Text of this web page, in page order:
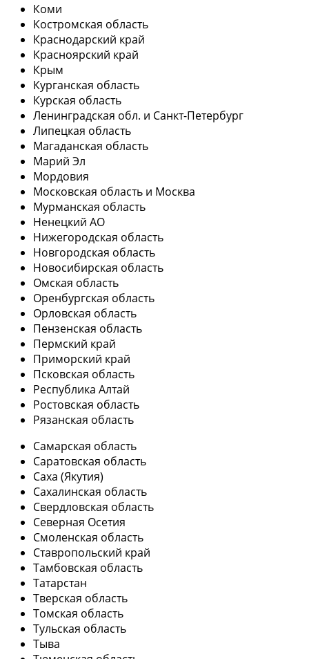
Коми
Костромская область
Краснодарский край
Красноярский край
Крым
Курганская область
Курская область
Ленинградская обл. и Санкт-Петербург
Липецкая область
Магаданская область
Марий Эл
Мордовия
Московская область и Москва
Мурманская область
Ненецкий АО
Нижегородская область
Новгородская область
Новосибирская область
Омская область
Оренбургская область
Орловская область
Пензенская область
Пермский край
Приморский край
Псковская область
Республика Алтай
Ростовская область
Рязанская область
Самарская область
Саратовская область
Саха (Якутия)
Сахалинская область
Свердловская область
Северная Осетия
Смоленская область
Ставропольский край
Тамбовская область
Татарстан
Тверская область
Томская область
Тульская область
Тыва